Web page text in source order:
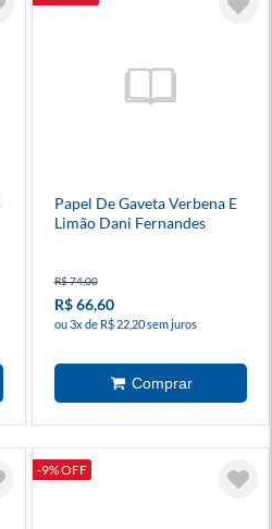
Papel De Gaveta Verbena E
Limão Dani Fernandes
R$ 74,00
R$ 66,60
ou 3x de R$ 22,20 sem juros
-9% OFF